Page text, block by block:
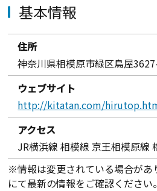
基本情報
住所
神奈川県相模原市緑区鳥屋
ウェブサイト
http://kitatan.com/
アクセス
JR横浜線 相模線 京王相模原線
※情報は変更されている場合があ
にて最新の情報をご確認ください。